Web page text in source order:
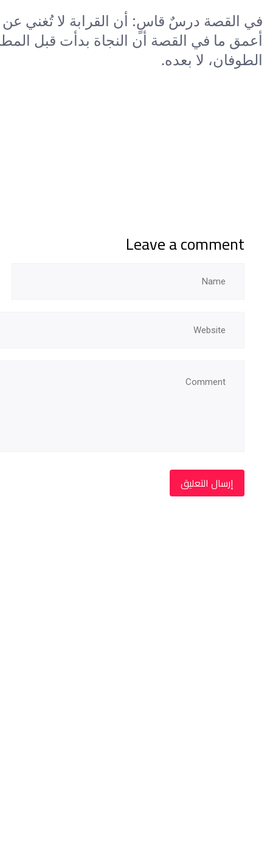
في القصة درسٌ قاسٍ: أن القرابة لا تُغني عن
أعمق ما في القصة أن النجاة بدأت قبل
الطوفان، لا بعده.
Leave a comment